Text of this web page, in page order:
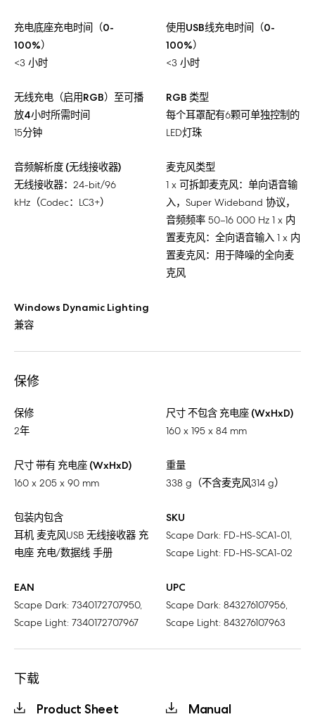
充电底座充电时间（0-
100%）
<3 小时
使用USB线充电时间（0-
100%）
<3 小时
无线充电（启用RGB）至可播
放4小时所需时间
15分钟
RGB 类型
每个耳罩配有6颗可单独控制的
LED灯珠
音频解析度 (无线接收器)
无线接收器：24-bit/96
kHz（Codec：LC3+）
麦克风类型
1 x 可拆卸麦克风：单向语音输
入，Super Wideband 协议，
音频频率 50–16 000 Hz 1 x 内
置麦克风：全向语音输入 1 x 内
置麦克风：用于降噪的全向麦
克风
Windows Dynamic Lighting
兼容
保修
保修
2年
尺寸 不包含 充电座 (WxHxD)
160 x 195 x 84 mm
尺寸 带有 充电座 (WxHxD)
160 x 205 x 90 mm
重量
338 g（不含麦克风314 g）
包装内包含
耳机 麦克风USB 无线接收器 充
电座 充电/数据线 手册
SKU
Scape Dark: FD-HS-SCA1-01,
Scape Light: FD-HS-SCA1-02
EAN
Scape Dark: 7340172707950,
Scape Light: 7340172707967
UPC
Scape Dark: 843276107956,
Scape Light: 843276107963
下载
Product Sheet
Manual